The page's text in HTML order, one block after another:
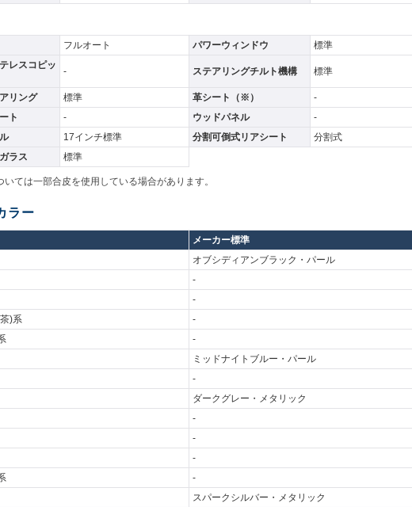
フルオート パワーウィンドウ 標準
レスコピッ
- ステアリングチルト機構 標準
リング 標準 革シート（※） -
ト
- ウッドパネル -
17インチ標準 分割可倒式リアシート 分割式
ラス
標準
ては一部合皮を使用している場合があります。
ラー
メーカー標準
オブシディアンブラック・パール
-
-
)系
-
-
ミッドナイトブルー・パール
-
ダークグレー・メタリック
-
-
-
-
スパークシルバー・メタリック